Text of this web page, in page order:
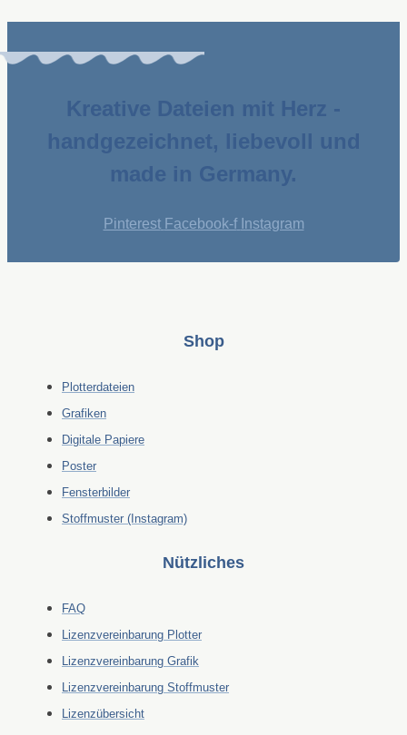
Kreative Dateien mit Herz -
handgezeichnet, liebevoll und
made in Germany.
Pinterest Facebook-f Instagram
Shop
Plotterdateien
Grafiken
Digitale Papiere
Poster
Fensterbilder
Stoffmuster (Instagram)
Nützliches
FAQ
Lizenzvereinbarung Plotter
Lizenzvereinbarung Grafik
Lizenzvereinbarung Stoffmuster
Lizenzübersicht